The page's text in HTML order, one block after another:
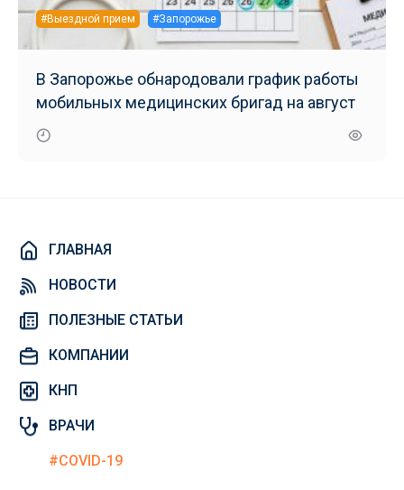
#Выездной прием #Запорожье
В Запорожье обнародовали график работы
мобильных медицинских бригад на август
ГЛАВНАЯ
НОВОСТИ
ПОЛЕЗНЫЕ СТАТЬИ
КОМПАНИИ
КНП
ВРАЧИ
#COVID-19